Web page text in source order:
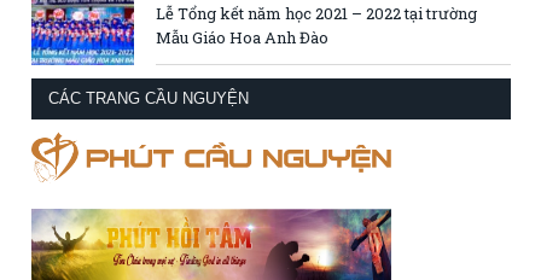
Lễ Tổng kết năm học 2021 – 2022 tại trường
Mẫu Giáo Hoa Anh Đào
CÁC TRANG CẦU NGUYỆN